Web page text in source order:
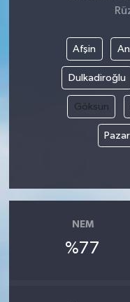
Afşin
Dulkadiroğlu
Göksun
NEM
%77